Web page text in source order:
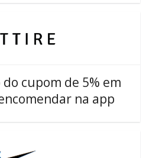
cupom de 5% em
na app